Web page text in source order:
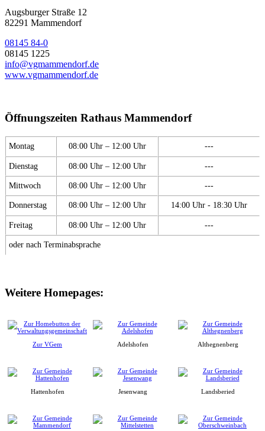
Augsburger Straße 12
82291 Mammendorf
08145 84-0
08145 1225
info@vgmammendorf.de
www.vgmammendorf.de
Öffnungszeiten Rathaus Mammendorf
Montag 08:00 Uhr – 12:00 Uhr ---
Dienstag 08:00 Uhr – 12:00 Uhr ---
Mittwoch 08:00 Uhr – 12:00 Uhr ---
Donnerstag 08:00 Uhr – 12:00 Uhr 14:00 Uhr - 18:30 Uhr
Freitag 08:00 Uhr – 12:00 Uhr ---
oder nach Terminabsprache
Weitere Homepages:
Zur VGem Adelshofen Althegnenberg
Hattenhofen Jesenwang Landsberied